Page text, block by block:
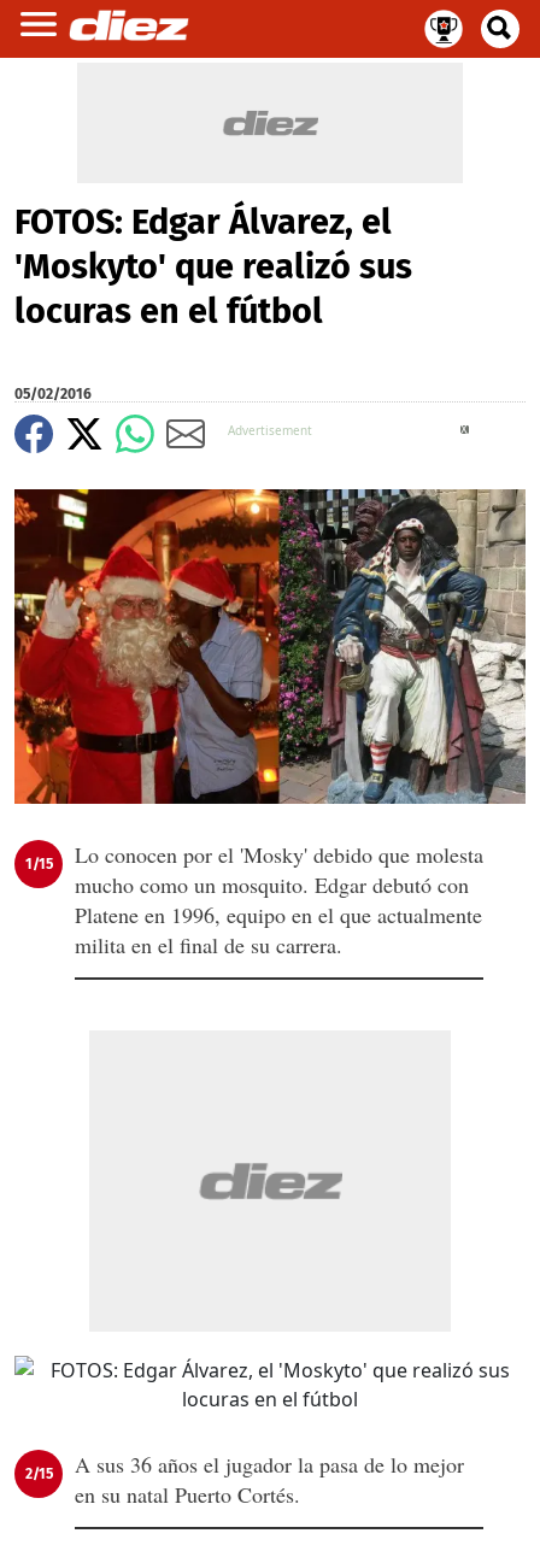
FOTOS: Edgar Álvarez, el
'Moskyto' que realizó sus
locuras en el fútbol
05/02/2016
1/15
Lo conocen por el 'Mosky' debido que molesta
mucho como un mosquito. Edgar debutó con
Platene en 1996, equipo en el que actualmente
milita en el final de su carrera.
2/15
A sus 36 años el jugador la pasa de lo mejor
en su natal Puerto Cortés.
X